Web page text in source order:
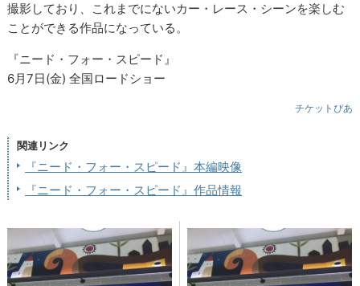
撮影しており、これまでにないカー・レース・シーンを楽しむ
ことができる作品になっている。
『ニード・フォー・スピード』
6月7日(金) 全国ロードショー
チケットぴあ
関連リンク
『ニード・フォー・スピード』本編映像
『ニード・フォー・スピード』作品情報